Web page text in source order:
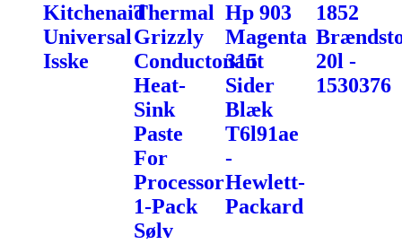
Kitchenaid
Universal
Isske
Thermal
Grizzly
Conductonaut
Heat-
Sink
Paste
For
Processor
1-Pack
Sølv
Hp 903
Magenta
315
Sider
Blæk
T6l91ae
-
Hewlett-
Packard
1852
20l -
1530376